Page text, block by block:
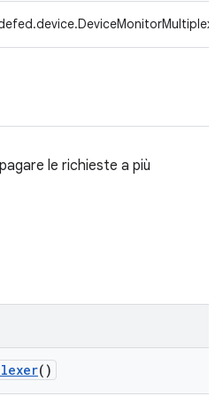
le richieste a più
()